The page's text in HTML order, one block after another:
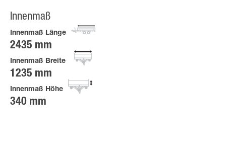
Innenmaß
Innenmaß Länge
2435 mm
Innenmaß Breite
1235 mm
Innenmaß Höhe
340 mm